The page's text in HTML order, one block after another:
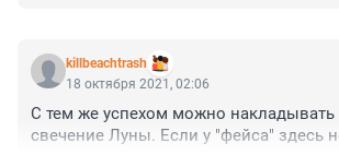
killbeachtrash
18 октября 2021, 02:06
С тем же успехом можно накладывать
свечение Луны. Если у "фейса" здесь